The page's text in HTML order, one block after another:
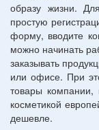
образу жизни.
простую
форму, вводите
можно начинать
заказывать
или офисе. При
товары компании,
косметикой
дешевле.